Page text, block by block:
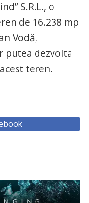
S.R.L., o
de 16.238 mp
Vodă,
putea dezvolta
teren.